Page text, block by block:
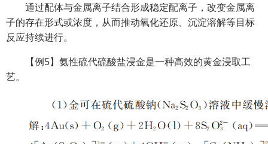
通过配体与金属离子结合形成稳定配离子，改变金属离
子的存在形式或浓度，从而推动氧化还原、沉淀溶解等目标
反应持续进行。
【例5】氨性硫代硫酸盐浸金是一种高效的黄金浸取工
艺。